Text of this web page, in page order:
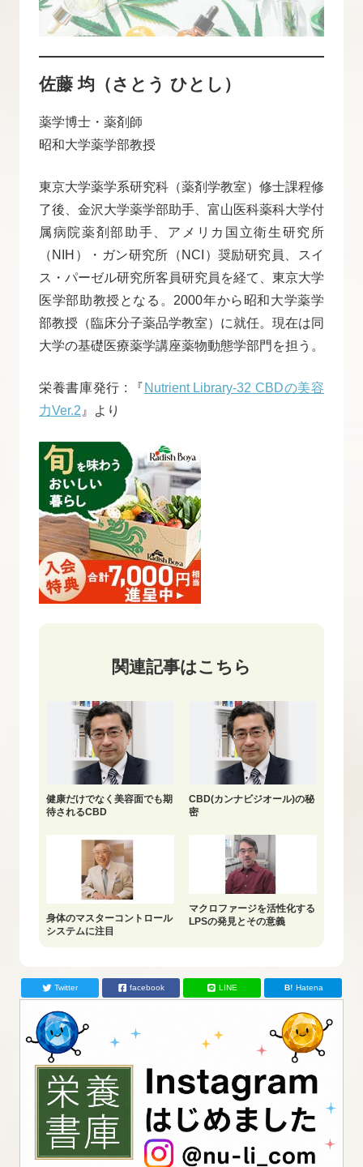
佐藤 均（さとう ひとし）
薬学博士・薬剤師
昭和大学薬学部教授
東京大学薬学系研究科（薬剤学教室）修士課程修
了後、金沢大学薬学部助手、富山医科薬科大学付
属病院薬剤部助手、アメリカ国立衛生研究所
（NIH）・ガン研究所（NCI）奨励研究員、スイ
ス・パーゼル研究所客員研究員を経て、東京大学
医学部助教授となる。2000年から昭和大学薬学
部教授（臨床分子薬品学教室）に就任。現在は同
大学の基礎医療薬学講座薬物動態学部門を担う。
栄養書庫発行 : 『 Nutrient Library-32 CBDの美容
力Ver.2 』より
関連記事はこちら
健康だけでなく美容面でも期
待されるCBD
CBD(カンナビジオール)の秘
密
身体のマスターコントロール
システムに注目
マクロファージを活性化する
LPSの発見とその意義
Twitter facebook LINE Hatena